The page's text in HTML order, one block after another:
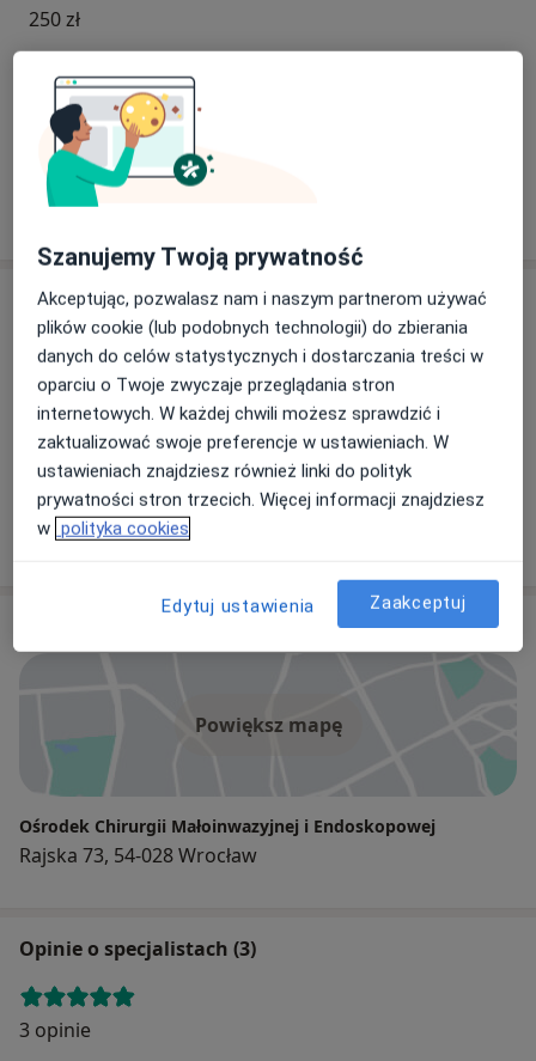
250 zł
Konsultacja laryngologa dziecięcego
250 zł
Specjaliści
Chirurg
dr n. med. Joanna Pobiedzińska
Chirurg
Powiększ mapę
Ośrodek Chirurgii Małoinwazyjnej i Endoskopowej
Rajska 73, 54-028 Wrocław
Opinie o specjalistach (3)
3 opinie
Szanujemy Twoją prywatność
Akceptując, pozwalasz nam i naszym partnerom używać
plików cookie (lub podobnych technologii) do zbierania
danych do celów statystycznych i dostarczania treści w
oparciu o Twoje zwyczaje przeglądania stron
internetowych. W każdej chwili możesz sprawdzić i
zaktualizować swoje preferencje w ustawieniach. W
ustawieniach znajdziesz również linki do polityk
prywatności stron trzecich. Więcej informacji znajdziesz
w polityka cookies
Edytuj ustawienia Zaakceptuj